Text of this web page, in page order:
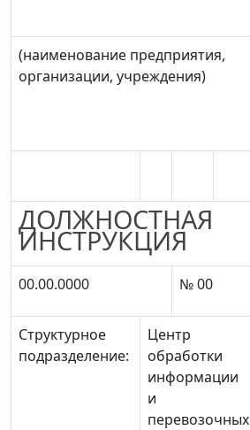
(наименование предприятия,
организации, учреждения)
ДОЛЖНОСТНАЯ
ИНСТРУКЦИЯ
00.00.0000 № 00
Структурное
подразделение:
Центр
обработки
информации
и
перевозочных